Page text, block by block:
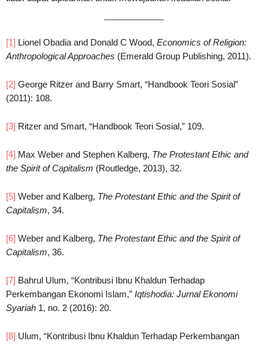
[1] Lionel Obadia and Donald C Wood, Economics of Religion:
Anthropological Approaches (Emerald Group Publishing, 2011).
[2] George Ritzer and Barry Smart, “Handbook Teori Sosial”
(2011): 108.
[3] Ritzer and Smart, “Handbook Teori Sosial,” 109.
[4] Max Weber and Stephen Kalberg, The Protestant Ethic and
the Spirit of Capitalism (Routledge, 2013), 32.
[5] Weber and Kalberg, The Protestant Ethic and the Spirit of
Capitalism, 34.
[6] Weber and Kalberg, The Protestant Ethic and the Spirit of
Capitalism, 36.
[7] Bahrul Ulum, “Kontribusi Ibnu Khaldun Terhadap
Perkembangan Ekonomi Islam,” Iqtishodia: Jurnal Ekonomi
Syariah 1, no. 2 (2016): 20.
[8] Ulum, “Kontribusi Ibnu Khaldun Terhadap Perkembangan